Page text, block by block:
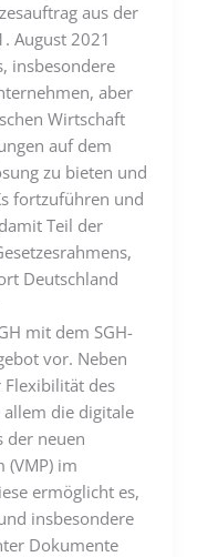
aus der
August 2021
insbesondere
aber
Wirtschaft
auf dem
zu bieten und
fortzuführen und
Teil der
Deutschland
mit dem SGH-
vor. Neben
Flexibilität des
allem die digitale
der neuen
im
ermöglicht es,
insbesondere
Dokumente